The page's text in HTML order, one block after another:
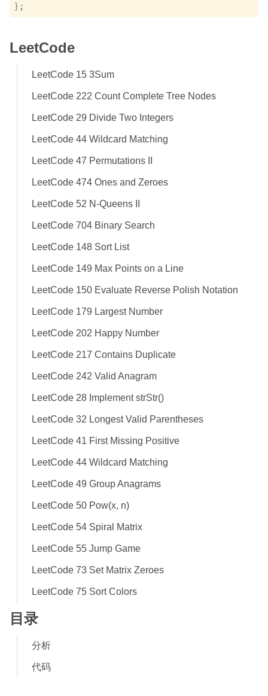
LeetCode
LeetCode 15 3Sum
LeetCode 222 Count Complete Tree Nodes
LeetCode 29 Divide Two Integers
LeetCode 44 Wildcard Matching
LeetCode 47 Permutations II
LeetCode 474 Ones and Zeroes
LeetCode 52 N-Queens II
LeetCode 704 Binary Search
LeetCode 148 Sort List
LeetCode 149 Max Points on a Line
LeetCode 150 Evaluate Reverse Polish Notation
LeetCode 179 Largest Number
LeetCode 202 Happy Number
LeetCode 217 Contains Duplicate
LeetCode 242 Valid Anagram
LeetCode 28 Implement strStr()
LeetCode 32 Longest Valid Parentheses
LeetCode 41 First Missing Positive
LeetCode 44 Wildcard Matching
LeetCode 49 Group Anagrams
LeetCode 50 Pow(x, n)
LeetCode 54 Spiral Matrix
LeetCode 55 Jump Game
LeetCode 73 Set Matrix Zeroes
LeetCode 75 Sort Colors
目录
分析
代码